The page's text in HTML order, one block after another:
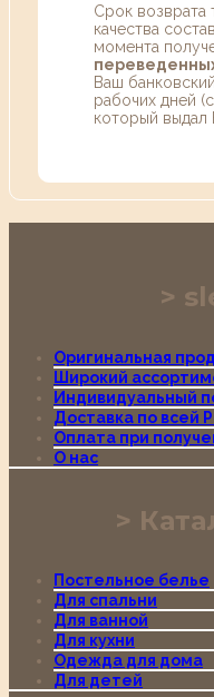
Срок возврата
качества
момента
Ваш
рабочих дней
который выдал
Оригинальная
Широкий
Индивидуальный
Доставка по всей
Оплата при
О нас
Постельное белье
Для спальни
Для ванной
Для кухни
Одежда для дома
Для детей